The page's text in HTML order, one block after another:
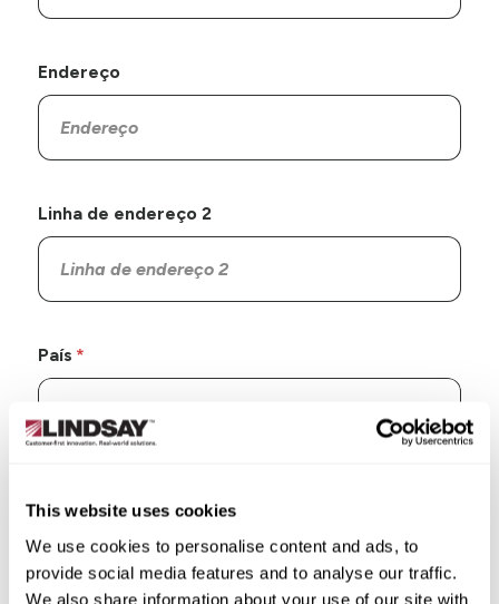
This website uses cookies
We use cookies to personalise content and ads, to
provide social media features and to analyse our traffic.
We also share information about your use of our site with
Endereço
Linha de endereço 2
País